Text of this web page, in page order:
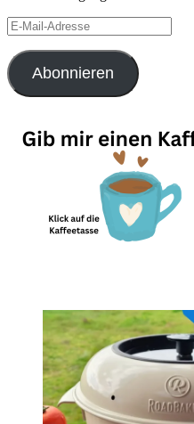
E-
Mail-
Adresse
Abonnieren